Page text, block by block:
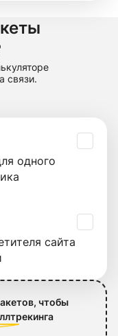
связи.
одного
сайта
чтобы